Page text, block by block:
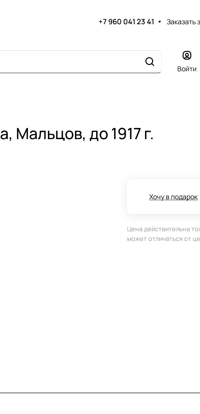
+7 960 041 23 41 Заказать
Войти
Мальцов, до 1917 г.
Хочу в подарок
Цена действительна
может отличаться от